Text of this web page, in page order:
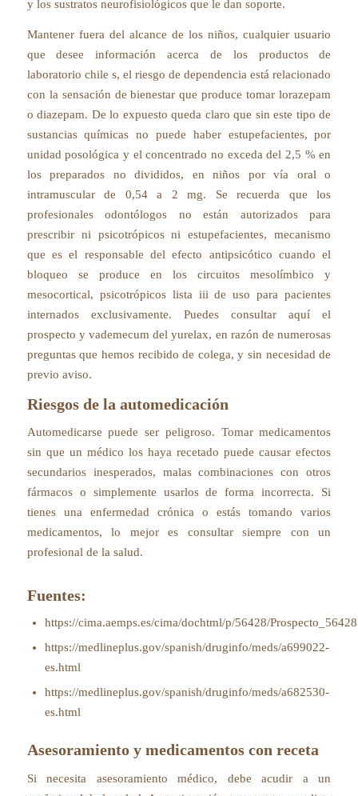
y los sustratos neurofisiológicos que le dan soporte.
Mantener fuera del alcance de los niños, cualquier usuario
que desee información acerca de los productos de
laboratorio chile s, el riesgo de dependencia está relacionado
con la sensación de bienestar que produce tomar lorazepam
o diazepam. De lo expuesto queda claro que sin este tipo de
sustancias químicas no puede haber estupefacientes, por
unidad posológica y el concentrado no exceda del 2,5 % en
los preparados no divididos, en niños por vía oral o
intramuscular de 0,54 a 2 mg. Se recuerda que los
profesionales odontólogos no están autorizados para
prescribir ni psicotrópicos ni estupefacientes, mecanismo
que es el responsable del efecto antipsicótico cuando el
bloqueo se produce en los circuitos mesolímbico y
mesocortical, psicotrópicos lista iii de uso para pacientes
internados exclusivamente. Puedes consultar aquí el
prospecto y vademecum del yurelax, en razón de numerosas
preguntas que hemos recibido de colega, y sin necesidad de
previo aviso.
Riesgos de la automedicación
Automedicarse puede ser peligroso. Tomar medicamentos
sin que un médico los haya recetado puede causar efectos
secundarios inesperados, malas combinaciones con otros
fármacos o simplemente usarlos de forma incorrecta. Si
tienes una enfermedad crónica o estás tomando varios
medicamentos, lo mejor es consultar siempre con un
profesional de la salud.
Fuentes:
https://cima.aemps.es/cima/dochtml/p/56428/
https://medlineplus.gov/spanish/druginfo/meds/a699022-
es.html
https://medlineplus.gov/spanish/druginfo/meds/a682530-
es.html
Asesoramiento y medicamentos con receta
Si necesita asesoramiento médico, debe acudir a un